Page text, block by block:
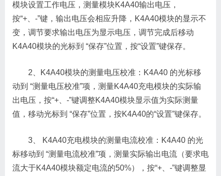
模块设置工作电压，测量模块K4A40输出电压，
按“+、-”键，输出电压会相应升降，K4A40模块的显示不
变，调节要求输出电压为显示电压，调节完成后移动
K4A40模块的光标到 “保存”位置，按“设置”键保存。
2、K4A40模块的测量电压校准：K4A40 的光标移
动到 “测量电压校准”项，测量K4A40充电模块的实际输
出电压，按“+、-”键调整K4A40模块显示值为实际测量
值，移动光标到 “保存”位置，按K4A40的“设置”键保存。
3、 K4A40充电模块的测量电流校准：K4A40 的光
标移动到 “测量电流校准”项，测量实际输出电流（要求电
流大于K4A40模块额定电流的50%），按“+、-”键调整显